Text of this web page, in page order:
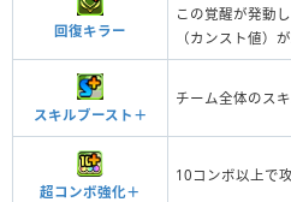
回復キラー
この覚醒が発動
（カンスト値）
スキルブースト＋
チーム全体のス
超コンボ強化＋
10コンボ以上で